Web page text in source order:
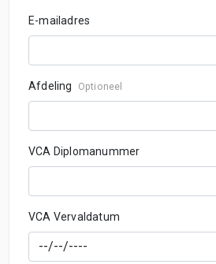
E-mailadres
Afdeling Optioneel
VCA Diplomanummer
VCA Vervaldatum